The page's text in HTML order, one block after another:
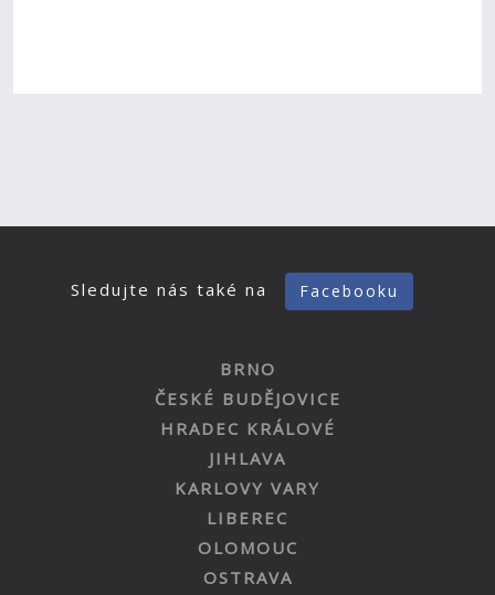
Sledujte nás také na Facebooku
BRNO
ČESKÉ BUDĚJOVICE
HRADEC KRÁLOVÉ
JIHLAVA
KARLOVY VARY
LIBEREC
OLOMOUC
OSTRAVA